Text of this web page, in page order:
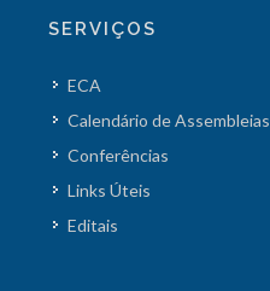
SERVIÇOS
ECA
Calendário de Assembleias
Conferências
Links Úteis
Editais